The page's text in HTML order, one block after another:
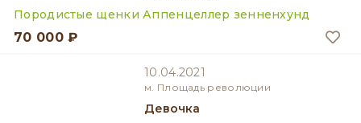
Породистые щенки Аппенцеллер зенненхунд
70 000 ₽
10.04.2021
м. Площадь революции
девочка